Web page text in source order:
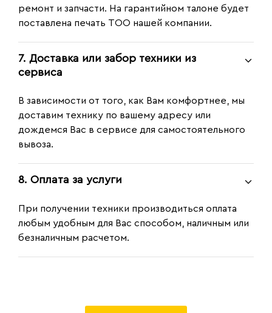
ремонт и запчасти. На гарантийном талоне будет
поставлена печать ТОО нашей компании.
7. Доставка или забор техники из
сервиса
В зависимости от того, как Вам комфортнее, мы
доставим технику по вашему адресу или
дождемся Вас в сервисе для самостоятельного
вывоза.
8. Оплата за услуги
При получении техники производиться оплата
любым удобным для Вас способом, наличным или
безналичным расчетом.